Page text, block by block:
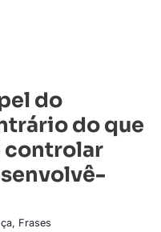
do
do que
controlar
, Frases